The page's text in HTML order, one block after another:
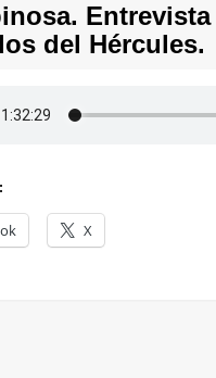
del Hércules.
X